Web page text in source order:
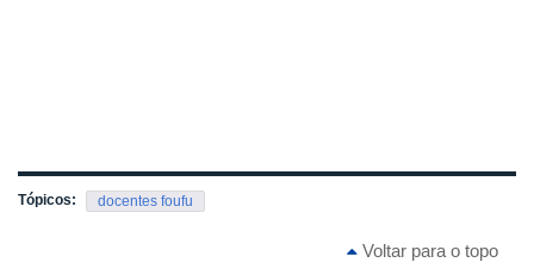
Tópicos: docentes foufu
Voltar para o topo